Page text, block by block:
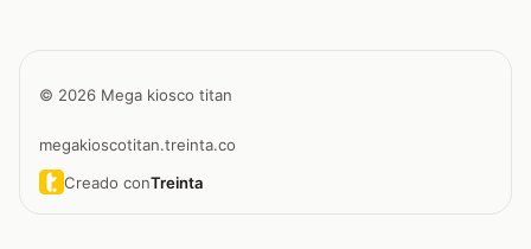
© 2026 Mega kiosco titan
megakioscotitan.treinta.co
Creado conTreinta